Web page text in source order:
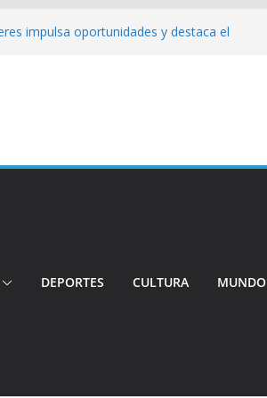
impulsa oportunidades y destaca el
candidatura para buscar la
su candidatura a la Alcaldía de Quito
DEPORTES CULTURA MUNDO